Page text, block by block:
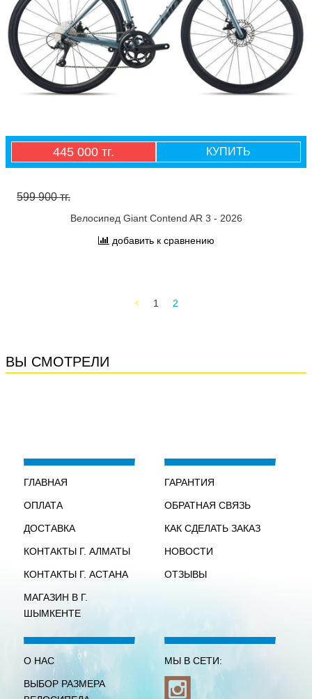
445 000 тг. КУПИТЬ
599 900 тг.
Велосипед Giant Contend AR 3 - 2026
добавить к сравнению
1 2
ВЫ СМОТРЕЛИ
ГЛАВНАЯ
ОПЛАТА
ДОСТАВКА
КОНТАКТЫ Г. АЛМАТЫ
КОНТАКТЫ Г. АСТАНА
МАГАЗИН В Г.
ШЫМКЕНТЕ
ГАРАНТИЯ
ОБРАТНАЯ СВЯЗЬ
КАК СДЕЛАТЬ ЗАКАЗ
НОВОСТИ
ОТЗЫВЫ
О НАС
ВЫБОР РАЗМЕРА
МЫ В СЕТИ: